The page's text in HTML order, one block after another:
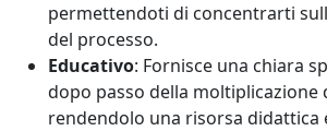
permettendoti di concentrarti
del processo.
Educativo: Fornisce una chiara
dopo passo della moltiplicazione
rendendolo una risorsa didattica